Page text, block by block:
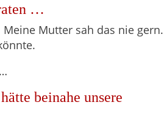
…
Mutter sah das nie gern.
beinahe unsere